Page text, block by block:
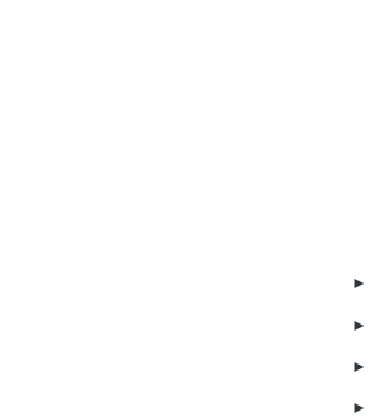
►
►
►
►